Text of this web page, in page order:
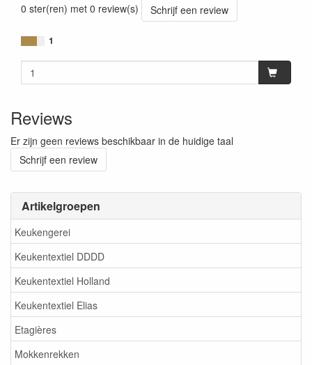
Artikelgroepen
Keukengerei
Keukentextiel DDDD
Keukentextiel Holland
Keukentextiel Elias
Etagières
Mokkenrekken
0 ster(ren) met 0 review(s)
Schrijf een review
1
Reviews
Er zijn geen reviews beschikbaar in de huidige taal
Schrijf een review